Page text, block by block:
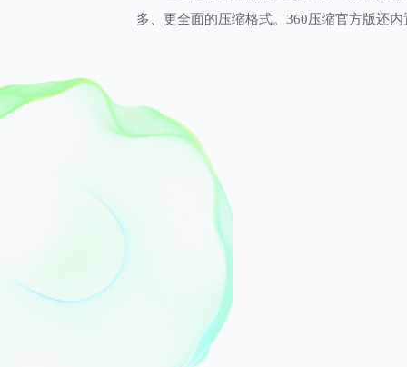
多、更全面的压缩格式。360压缩官方版还